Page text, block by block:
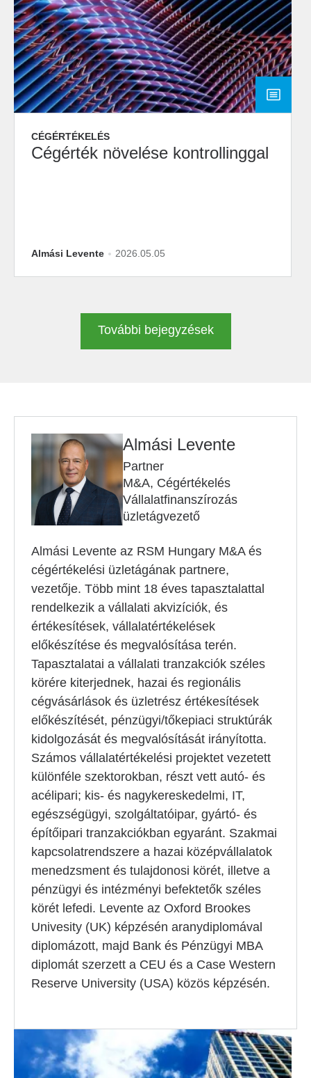
CÉGÉRTÉKELÉS
Cégérték növelése kontrollinggal
Almási Levente 2026.05.05
További bejegyzések
Almási Levente
Partner
M&A, Cégértékelés
Vállalatfinanszírozás
üzletágvezető
Almási Levente az RSM Hungary M&A és
cégértékelési üzletágának partnere,
vezetője. Több mint 18 éves tapasztalattal
rendelkezik a vállalati akvizíciók, és
értékesítések, vállalatértékelések
előkészítése és megvalósítása terén.
Tapasztalatai a vállalati tranzakciók széles
körére kiterjednek, hazai és regionális
cégvásárlások és üzletrész értékesítések
előkészítését, pénzügyi/tőkepiaci struktúrák
kidolgozását és megvalósítását irányította.
Számos vállalatértékelési projektet vezetett
különféle szektorokban, részt vett autó- és
acélipari; kis- és nagykereskedelmi, IT,
egészségügyi, szolgáltatóipar, gyártó- és
építőipari tranzakciókban egyaránt. Szakmai
kapcsolatrendszere a hazai középvállalatok
menedzsment és tulajdonosi körét, illetve a
pénzügyi és intézményi befektetők széles
körét lefedi. Levente az Oxford Brookes
Univesity (UK) képzésén aranydiplomával
diplomázott, majd Bank és Pénzügyi MBA
diplomát szerzett a CEU és a Case Western
Reserve University (USA) közös képzésén.